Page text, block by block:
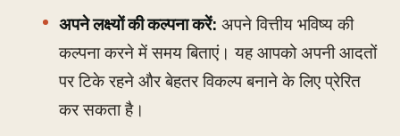
अपने लक्ष्यों की कल्पना करें: अपने वित्तीय भविष्य की
कल्पना करने में समय बिताएं। यह आपको अपनी आदतों
पर टिके रहने और बेहतर विकल्प बनाने के लिए प्रेरित
कर सकता है।